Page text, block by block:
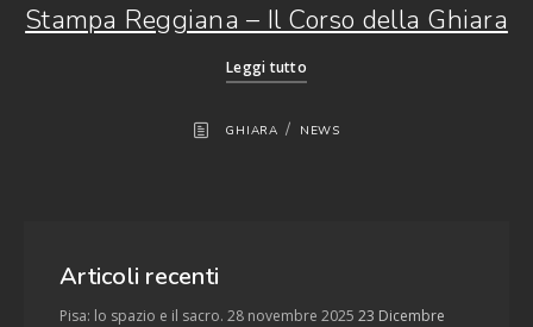
Stampa Reggiana – Il Corso della Ghiara
Leggi tutto
GHIARA / NEWS
Articoli recenti
Pisa: lo spazio e il sacro. 28 novembre 2025 23 Dicembre